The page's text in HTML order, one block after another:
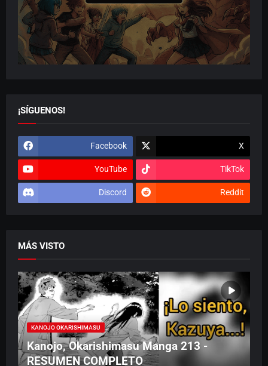
¡SÍGUENOS!
Facebook X
YouTube TikTok
Discord Reddit
MÁS VISTO
KANOJO OKARISHIMASU
Kanojo, Okarishimasu Manga 213 -
RESUMEN COMPLETO